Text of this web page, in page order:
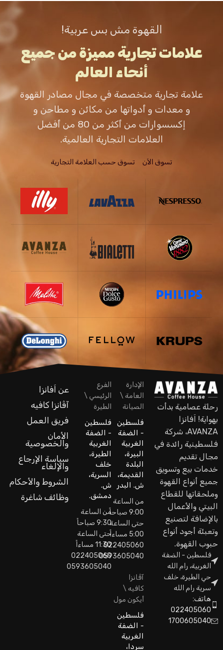
القهوة مش بس عربية!
علامات تجارية مميزة من جميع
أنحاء العالم
علامة تجارية متخصصة في مجال مصادر القهوة
و معدات و أدواتها من مكائن و مطاحن و
إكسسوارات من أكثر من 80 من أفضل
العلامات التجارية العالمية.
تسوق الاَن تسوق حسب العلامة التجارية
رحلة عصامية بدأت
بهواية! اَفانزا
AVANZA، شركة
فلسطينية رائدة في
مجال تقديم
خدمات بيع وتسويق
جميع أنواع القهوة
وملحقاتها للقطاع
البيتي والأعمال
بالإضافة لتصنيع
وتعبئة أجود أنواع
حبوب القهوة.
فلسطين - الضفة
الغربية، رام الله
حي الطيرة، خلف
سرية رام الله
هاتف:
022405060
1700605040
الإدارة
العامة \
الصيانة
فلسطين
- الضفة
الغربية
البيرة،
البلدة
القديمة،
ش. البدر
من الساعة
9:00 صباحاً
حتى الساعة
5:00 مساءاً
022405060
0593605040
الفرع
الرئيسي \
الطيرة
فلسطين
- الضفة
الغربية
الطيرة،
خلف
السرية،
ش.
دمشق.
من الساعة
9:30 صباحاً
حتى الساعة
11:30 مساءاً
022405060
0593605040
آڤانزا
كافيه \
أيكون مول
فلسطين
- الضفة
الغربية
سردا،
عن اَفانزا
آڤانزا كافيه
فريق العمل
الأمان
والخصوصية
سياسة الإرجاع
والإلغاء
الشروط والأحكام
وظائف شاغرة